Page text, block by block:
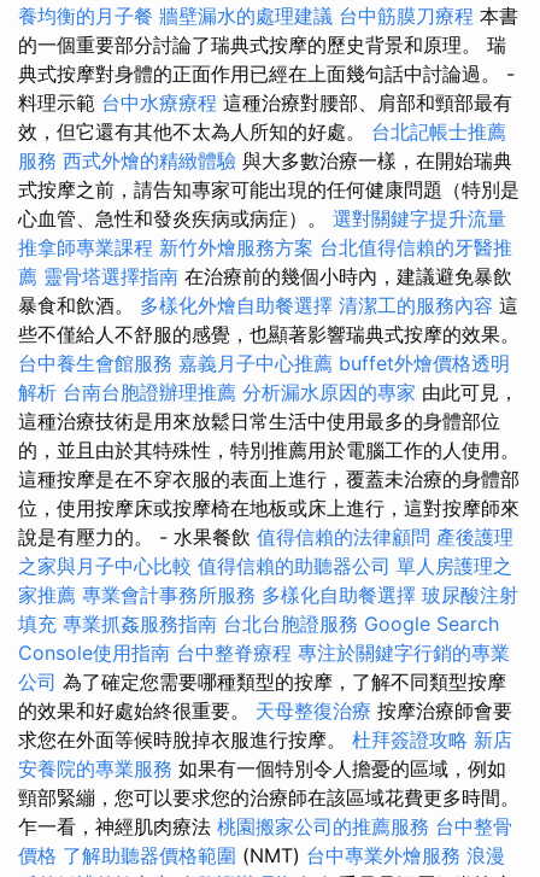
養均衡的月子餐 牆壁漏水的處理建議 台中筋膜刀療程 本書
的一個重要部分討論了瑞典式按摩的歷史背景和原理。 瑞
典式按摩對身體的正面作用已經在上面幾句話中討論過。 -
料理示範 台中水療療程 這種治療對腰部、肩部和頸部最有
效，但它還有其他不太為人所知的好處。 台北記帳士推薦
服務 西式外燴的精緻體驗 與大多數治療一樣，在開始瑞典
式按摩之前，請告知專家可能出現的任何健康問題（特別是
心血管、急性和發炎疾病或病症）。 選對關鍵字提升流量
推拿師專業課程 新竹外燴服務方案 台北值得信賴的牙醫推
薦 靈骨塔選擇指南 在治療前的幾個小時內，建議避免暴飲
暴食和飲酒。 多樣化外燴自助餐選擇 清潔工的服務內容 這
些不僅給人不舒服的感覺，也顯著影響瑞典式按摩的效果。
台中養生會館服務 嘉義月子中心推薦 buffet外燴價格透明
解析 台南台胞證辦理推薦 分析漏水原因的專家 由此可見，
這種治療技術是用來放鬆日常生活中使用最多的身體部位
的，並且由於其特殊性，特別推薦用於電腦工作的人使用。
這種按摩是在不穿衣服的表面上進行，覆蓋未治療的身體部
位，使用按摩床或按摩椅在地板或床上進行，這對按摩師來
說是有壓力的。 - 水果餐飲 值得信賴的法律顧問 產後護理
之家與月子中心比較 值得信賴的助聽器公司 單人房護理之
家推薦 專業會計事務所服務 多樣化自助餐選擇 玻尿酸注射
填充 專業抓姦服務指南 台北台胞證服務 Google Search
Console使用指南 台中整脊療程 專注於關鍵字行銷的專業
公司 為了確定您需要哪種類型的按摩，了解不同類型按摩
的效果和好處始終很重要。 天母整復治療 按摩治療師會要
求您在外面等候時脫掉衣服進行按摩。 杜拜簽證攻略 新店
安養院的專業服務 如果有一個特別令人擔憂的區域，例如
頸部緊繃，您可以要求您的治療師在該區域花費更多時間。
乍一看，神經肌肉療法 桃園搬家公司的推薦服務 台中整骨
價格 了解助聽器價格範圍 (NMT) 台中專業外燴服務 浪漫